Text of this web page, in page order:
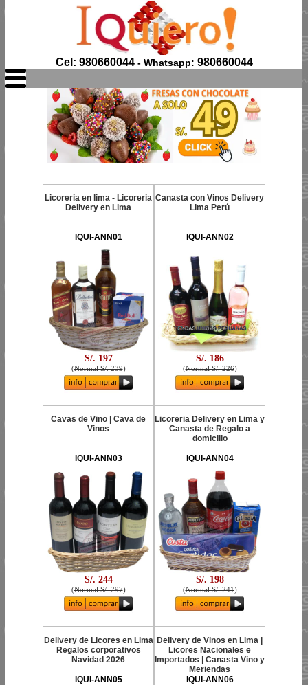
Cel: 980660044- Whatsapp: 980660044
Licoreria en lima - Licoreria
Delivery en Lima
IQUI-ANN01
S/. 197
(Normal S/. 239)
Canasta con Vinos Delivery
Lima Perú
IQUI-ANN02
S/. 186
(Normal S/. 226)
Cavas de Vino | Cava de
Vinos
IQUI-ANN03
S/. 244
(Normal S/. 297)
Licoreria Delivery en Lima y
Canasta de Regalo a
domicilio
IQUI-ANN04
S/. 198
(Normal S/. 241)
Delivery de Licores en Lima
Regalos corporativos
Navidad 2026
IQUI-ANN05
Delivery de Vinos en Lima |
Licores Nacionales e
Importados | Canasta Vino y
Meriendas
IQUI-ANN06